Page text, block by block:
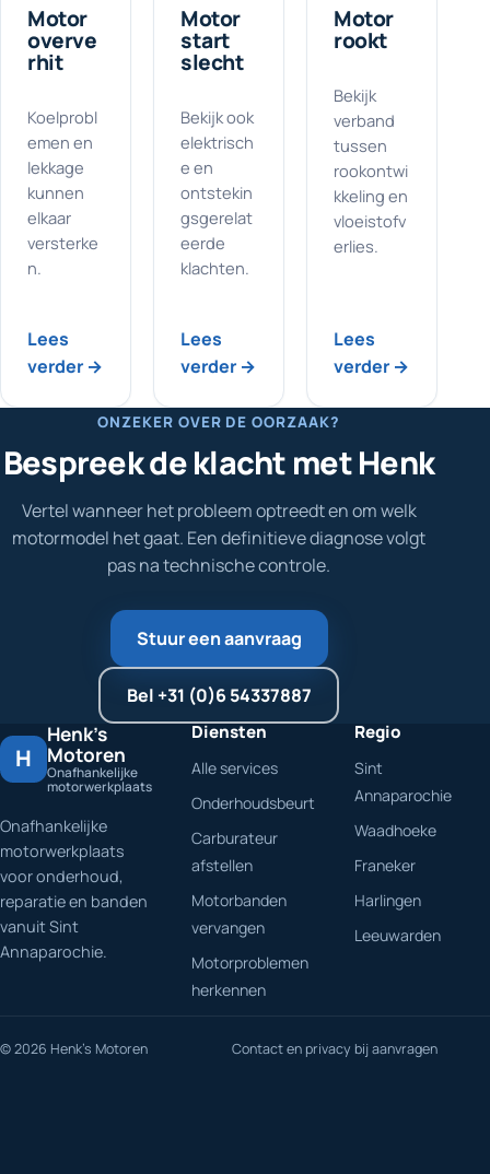
Motor
overve
rhit
Koelprobl
emen en
lekkage
kunnen
elkaar
versterke
n.
Lees
verder →
Motor
start
slecht
Bekijk ook
elektrisch
e en
ontstekin
gsgerelat
eerde
klachten.
Lees
verder →
Motor
rookt
Bekijk
verband
tussen
rookontwi
kkeling en
vloeistofv
erlies.
Lees
verder →
ONZEKER OVER DE OORZAAK?
Bespreek de klacht met Henk
Vertel wanneer het probleem optreedt en om welk
motormodel het gaat. Een definitieve diagnose volgt
pas na technische controle.
Stuur een aanvraag
Bel +31 (0)6 54337887
H
Henk's
Motoren
Onafhankelijke
motorwerkplaats
Onafhankelijke
motorwerkplaats
voor onderhoud,
reparatie en banden
vanuit Sint
Annaparochie.
Diensten
Alle services
Onderhoudsbeurt
Carburateur
afstellen
Motorbanden
vervangen
Motorproblemen
herkennen
Regio
Sint
Annaparochie
Waadhoeke
Franeker
Harlingen
Leeuwarden
© 2026 Henk's Motoren Contact en privacy bij aanvragen